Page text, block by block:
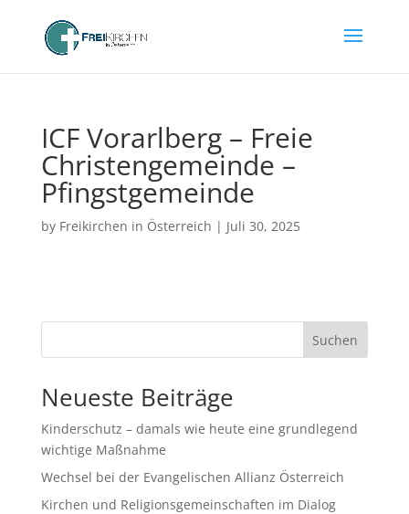
ICF Vorarlberg – Freie
Christengemeinde –
Pfingstgemeinde
by Freikirchen in Österreich | Juli 30, 2025
Suchen
Neueste Beiträge
Kinderschutz – damals wie heute eine grundlegend
wichtige Maßnahme
Wechsel bei der Evangelischen Allianz Österreich
Kirchen und Religionsgemeinschaften im Dialog